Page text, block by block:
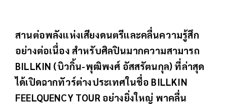
สานต่อพลังแห่งเสียงดนตรีและคลื่นความรู้สึก
อย่างต่อเนื่อง สำหรับศิลปินมากความสามารถ
BILLKIN (บิวกิ้น-พุฒิพงศ์ อัสสรัตนกุล) ที่ล่าสุด
ได้เปิดฉากทัวร์ต่างประเทศในชื่อ BILLKIN
FEELQUENCY TOUR อย่างยิ่งใหญ่ พาคลื่น